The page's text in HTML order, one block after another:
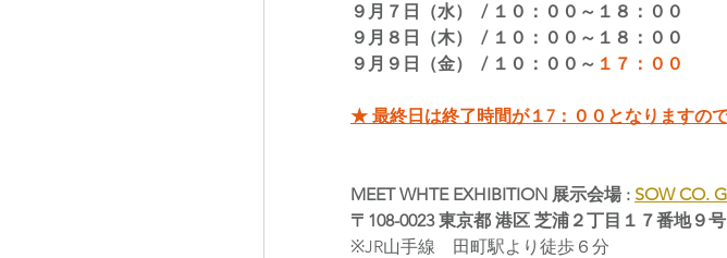
９月７日（水）  / １０：００～１８：００
９月８日（木）  / １０：００～１８：００
９月９日（金）  / １０：００～ １７：００
★ 最終日は終了時間が１7：００となりますので
MEET WHTE EXHIBITION 展示会場 : SOW CO.
〒108-0023 東京都 港区 芝浦２丁目１７番地９
※JR山手線　田町駅より徒歩６分